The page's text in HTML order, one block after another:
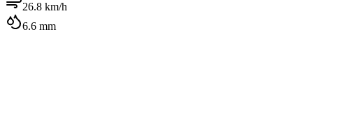
26.8 km/h
6.6 mm